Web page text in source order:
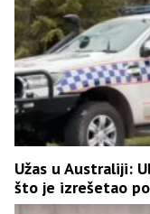
Užas u Australiji:
što je izrešetao